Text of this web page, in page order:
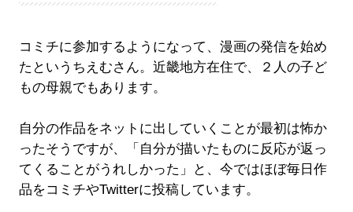
コミチに参加するようになって、漫画の発信を始め
たというちえむさん。近畿地方在住で、２人の子ど
もの母親でもあります。
自分の作品をネットに出していくことが最初は怖か
ったそうですが、「自分が描いたものに反応が返っ
てくることがうれしかった」と、今ではほぼ毎日作
品をコミチやTwitterに投稿しています。